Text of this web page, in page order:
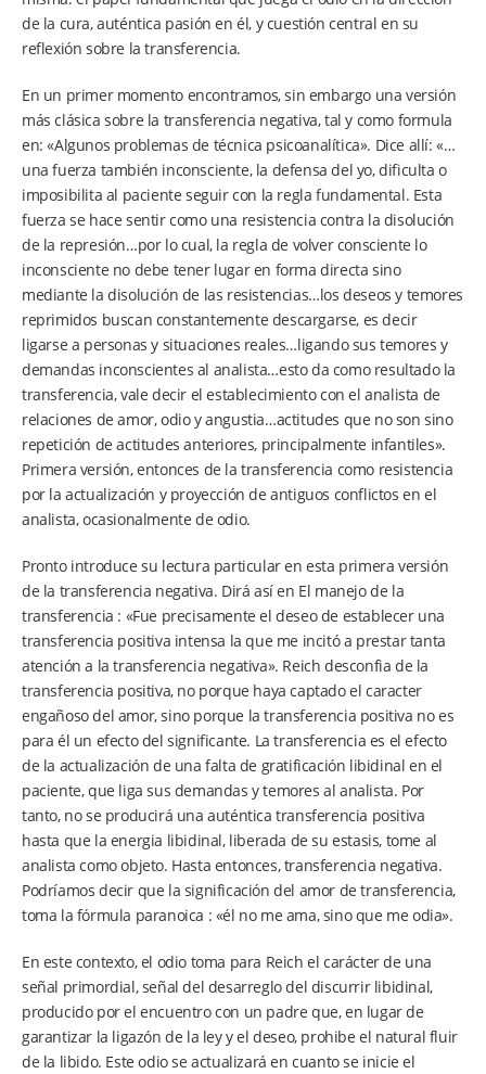
de la cura, auténtica pasión en él, y cuestión central en su
reflexión sobre la transferencia.
En un primer momento encontramos, sin embargo una versión
más clásica sobre la transferencia negativa, tal y como formula
en: «Algunos problemas de técnica psicoanalítica». Dice allí: «…
una fuerza también inconsciente, la defensa del yo, dificulta o
imposibilita al paciente seguir con la regla fundamental. Esta
fuerza se hace sentir como una resistencia contra la disolución
de la represión…por lo cual, la regla de volver consciente lo
inconsciente no debe tener lugar en forma directa sino
mediante la disolución de las resistencias…los deseos y temores
reprimidos buscan constantemente descargarse, es decir
ligarse a personas y situaciones reales…ligando sus temores y
demandas inconscientes al analista…esto da como resultado la
transferencia, vale decir el establecimiento con el analista de
relaciones de amor, odio y angustia…actitudes que no son sino
repetición de actitudes anteriores, principalmente infantiles».
Primera versión, entonces de la transferencia como resistencia
por la actualización y proyección de antiguos conflictos en el
analista, ocasionalmente de odio.
Pronto introduce su lectura particular en esta primera versión
de la transferencia negativa. Dirá así en El manejo de la
transferencia : «Fue precisamente el deseo de establecer una
transferencia positiva intensa la que me incitó a prestar tanta
atención a la transferencia negativa». Reich desconfia de la
transferencia positiva, no porque haya captado el caracter
engañoso del amor, sino porque la transferencia positiva no es
para él un efecto del significante. La transferencia es el efecto
de la actualización de una falta de gratificación libidinal en el
paciente, que liga sus demandas y temores al analista. Por
tanto, no se producirá una auténtica transferencia positiva
hasta que la energia libidinal, liberada de su estasis, tome al
analista como objeto. Hasta entonces, transferencia negativa.
Podríamos decir que la significación del amor de transferencia,
toma la fórmula paranoica : «él no me ama, sino que me odia».
En este contexto, el odio toma para Reich el carácter de una
señal primordial, señal del desarreglo del discurrir libidinal,
producido por el encuentro con un padre que, en lugar de
garantizar la ligazón de la ley y el deseo, prohibe el natural fluir
de la libido. Este odio se actualizará en cuanto se inicie el